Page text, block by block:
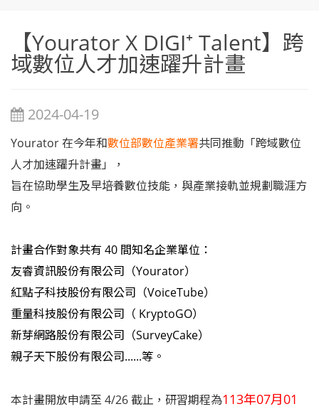
【Yourator X DIGI⁺ Talent】跨
域數位人才加速躍升計畫
2024-04-19
Yourator 在今年和數位部數位產業署共同推動「跨域數位
人才加速躍升計畫」，
旨在協助學生及早培養數位技能，與產業接軌並規劃職涯方
向。
計畫合作對象共有 40 間知名企業單位：
友睿資訊股份有限公司（Yourator）
紅點子科技股份有限公司（VoiceTube）
重量科技股份有限公司（ KryptoGO）
新芽網路股份有限公司（SurveyCake）
親子天下股份有限公司......等。
本計畫開放申請至 4/26 截止，研習期程為113年07月01